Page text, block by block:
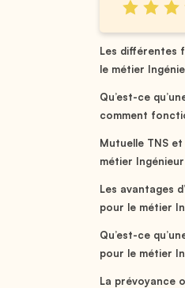
Les différentes
le métier
Qu’est-ce
comment
Mutuelle TNS
métier
Les avantages
pour le métier
Qu’est-ce
pour le métier
La prévoyance